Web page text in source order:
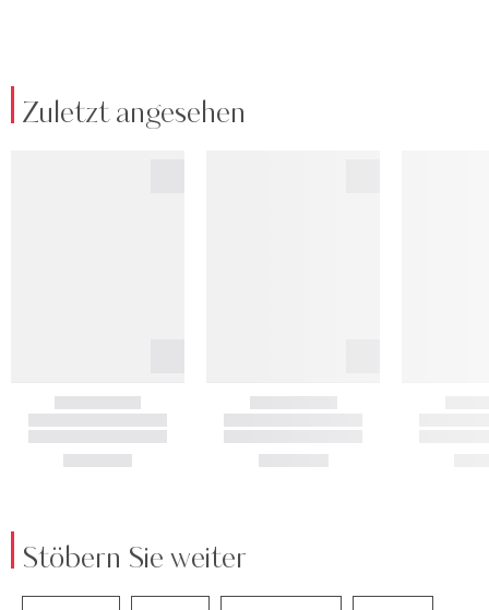
Zuletzt angesehen
Stöbern Sie weiter